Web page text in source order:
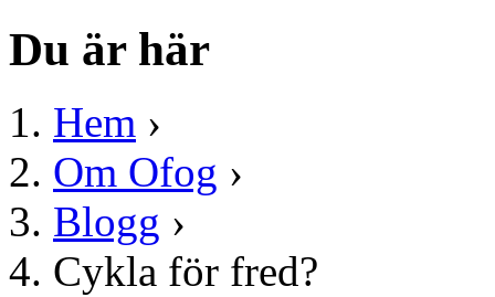
Du är här
Hem ›
Om Ofog ›
Blogg ›
Cykla för fred?